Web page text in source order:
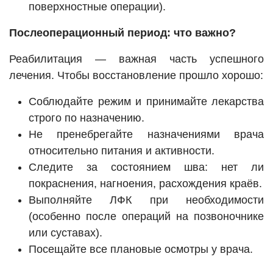
поверхностные операции).
Послеоперационный период: что важно?
Реабилитация — важная часть успешного
лечения. Чтобы восстановление прошло хорошо:
Соблюдайте режим и принимайте лекарства
строго по назначению.
Не пренебрегайте назначениями врача
относительно питания и активности.
Следите за состоянием шва: нет ли
покраснения, нагноения, расхождения краёв.
Выполняйте ЛФК при необходимости
(особенно после операций на позвоночнике
или суставах).
Посещайте все плановые осмотры у врача.